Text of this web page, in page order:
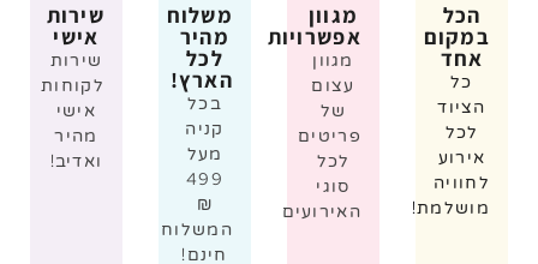
הכל
במקום
אחד
כל
הציוד
לכל
אירוע
לחוויה
מושלמת!
מגוון
אפשרויות
מגוון
עצום
של
פריטים
לכל
סוגי
האירועים
משלוח
מהיר
לכל
הארץ!
בכל
קניה
מעל
499
₪
המשלוח
חינם!
שירות
אישי
שירות
לקוחות
אישי
מהיר
ואדיב!